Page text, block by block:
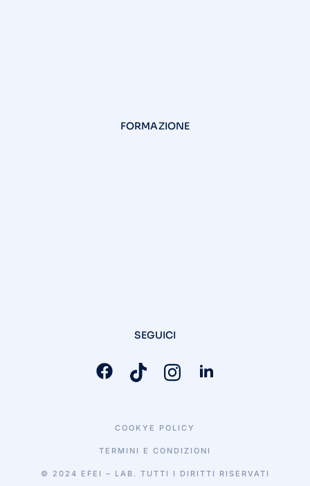
FORMAZIONE
SEGUICI
© 2024 EFEI – LAB. TUTTI I DIRITTI RISERVATI
COOKYE POLICY
TERMINI E CONDIZIONI